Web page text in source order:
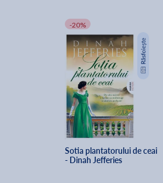
-20%
Sotia plantatorului de ceai
- Dinah Jefferies